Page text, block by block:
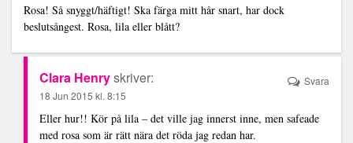
Rosa! Så snyggt/häftigt! Ska färga mitt hår snart, har dock
beslutsångest. Rosa, lila eller blått?
Clara Henryskriver:
18 Jun 2015 kl. 8:15
Eller hur!! Kör på lila – det ville jag innerst inne, men safeade
med rosa som är rätt nära det röda jag redan har.
Svara